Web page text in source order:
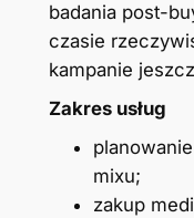
badania post-
czasie
kampanie
Zakres usług
mixu;
zakup